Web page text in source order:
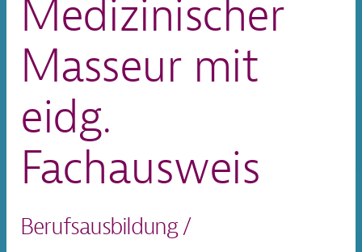
Medizinischer
Masseur mit
eidg.
Fachausweis
Berufsausbildung /